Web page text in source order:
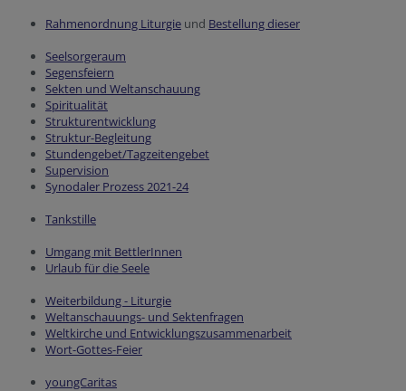
Rahmenordnung Liturgie und Bestellung dieser
Seelsorgeraum
Segensfeiern
Sekten und Weltanschauung
Spiritualität
Strukturentwicklung
Struktur-Begleitung
Stundengebet/Tagzeitengebet
Supervision
Synodaler Prozess 2021-24
Tankstille
Umgang mit BettlerInnen
Urlaub für die Seele
Weiterbildung - Liturgie
Weltanschauungs- und Sektenfragen
Weltkirche und Entwicklungszusammenarbeit
Wort-Gottes-Feier
youngCaritas